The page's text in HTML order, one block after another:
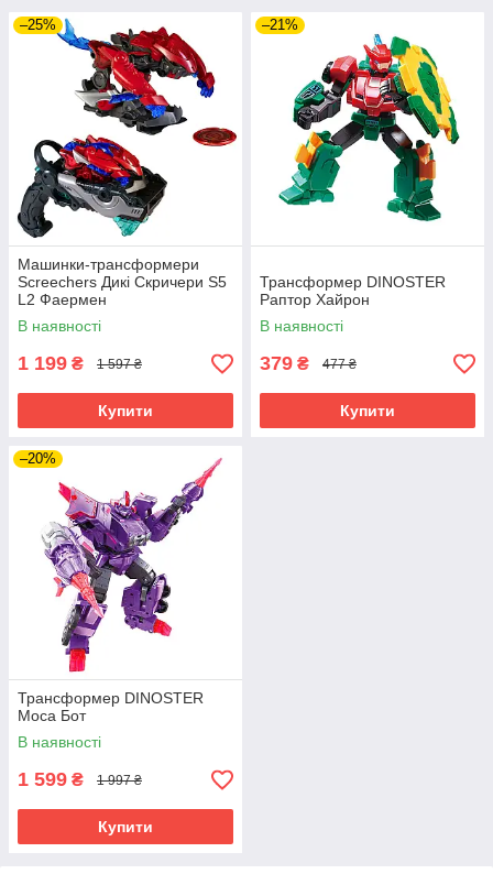
–25%
Машинки-трансформери
Screechers Дикі Скричери S5
L2 Фаермен
В наявності
1 199 ₴ 1 597 ₴
Купити
–21%
Трансформер DINOSTER
Раптор Хайрон
В наявності
379 ₴ 477 ₴
Купити
–20%
Трансформер DINOSTER
Моса Бот
В наявності
1 599 ₴ 1 997 ₴
Купити